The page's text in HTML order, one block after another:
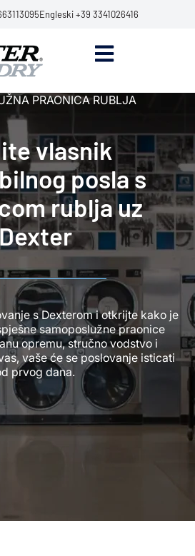
Engleski +39 3341026416
PRAONICA RUBLJA
vlasnik
posla s
rublja uz
Dexter
s Dexterom i otkrijte kako je
samoposlužne praonice
opremu, stručno vodstvo i
vaše će se poslovanje isticati
prvog dana.